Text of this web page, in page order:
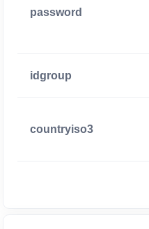
password
idgroup
countryiso3